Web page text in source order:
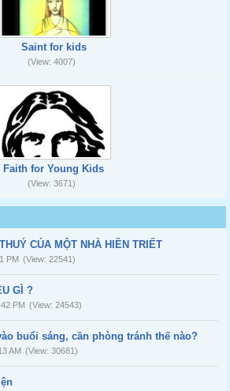
Saint for kids
(View: 4007)
Faith for Young Kids
(View: 3671)
CỦA MỘT NHÀ HIỀN TRIẾT
PM (View: 22541)
GÌ ?
PM (View: 24543)
buổi sáng, cần phòng tránh thế nào?
AM (View: 30681)